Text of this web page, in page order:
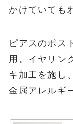
かけていても
ピアスのポス
用。イヤリン
キ加工を施し
金属アレルギ